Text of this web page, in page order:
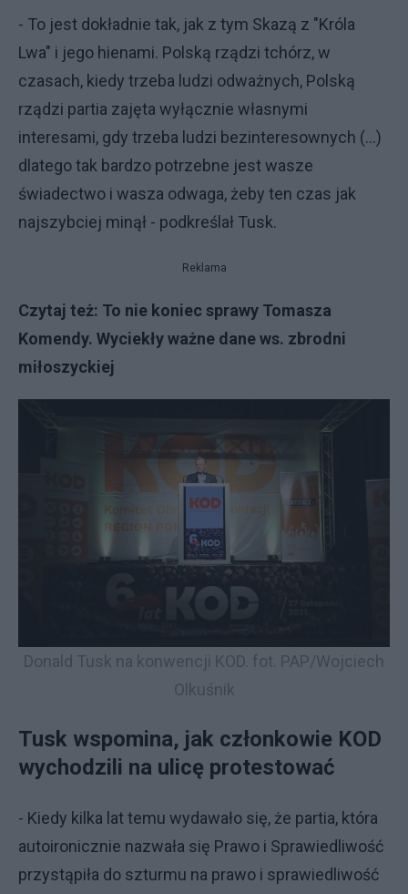
- To jest dokładnie tak, jak z tym Skazą z "Króla
Lwa" i jego hienami. Polską rządzi tchórz, w
czasach, kiedy trzeba ludzi odważnych, Polską
rządzi partia zajęta wyłącznie własnymi
interesami, gdy trzeba ludzi bezinteresownych (...)
dlatego tak bardzo potrzebne jest wasze
świadectwo i wasza odwaga, żeby ten czas jak
najszybciej minął - podkreślał Tusk.
Reklama
Czytaj też: To nie koniec sprawy Tomasza
Komendy. Wyciekły ważne dane ws. zbrodni
miłoszyckiej
Donald Tusk na konwencji KOD. fot. PAP/Wojciech
Olkuśnik
Tusk wspomina, jak członkowie KOD
wychodzili na ulicę protestować
- Kiedy kilka lat temu wydawało się, że partia, która
autoironicznie nazwała się Prawo i Sprawiedliwość
przystąpiła do szturmu na prawo i sprawiedliwość